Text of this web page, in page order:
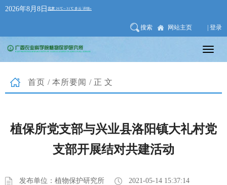
2026年8月8日
搜索 网站主页 | 登录
首页 / 本所要闻 /正文
植保所党支部与兴业县洛阳镇大礼村党
支部开展结对共建活动
发布单位：植物保护研究所
2021-05-14 15:37:14